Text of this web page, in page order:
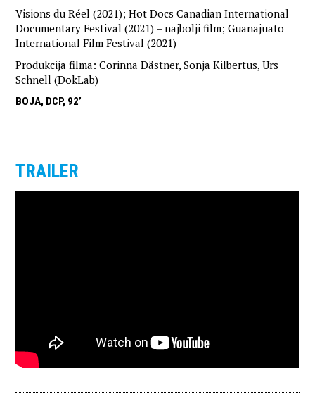
Visions du Réel (2021); Hot Docs Canadian International
Documentary Festival (2021) – najbolji film; Guanajuato
International Film Festival (2021)
Produkcija filma: Corinna Dästner, Sonja Kilbertus, Urs
Schnell (DokLab)
BOJA, DCP, 92’
TRAILER